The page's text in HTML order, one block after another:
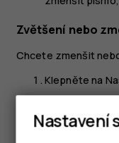
Zvětšení nebo
Chcete zmenšit
Klepněte na
posuvníku
Nastavení